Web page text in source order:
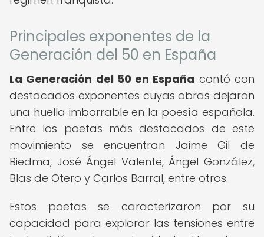
Principales exponentes de la
Generación del 50 en España
La Generación del 50 en España contó con
destacados exponentes cuyas obras dejaron
una huella imborrable en la poesía española.
Entre los poetas más destacados de este
movimiento se encuentran Jaime Gil de
Biedma, José Ángel Valente, Ángel González,
Blas de Otero y Carlos Barral, entre otros.
Estos poetas se caracterizaron por su
capacidad para explorar las tensiones entre